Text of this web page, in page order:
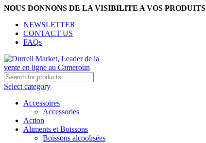
NOUS DONNONS DE LA VISIBILITE A VOS PRODUITS
NEWSLETTER
CONTACT US
FAQs
Select category
Accessoires
Accessories
Action
Aliments et Boissons
Boissons alcoolisées